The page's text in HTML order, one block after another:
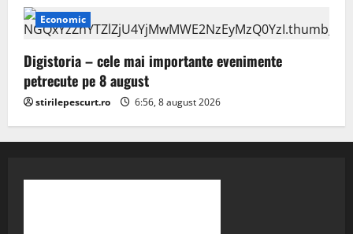
Economic
Digistoria – cele mai importante evenimente
petrecute pe 8 august
stirilepescurt.ro 6:56, 8 august 2026